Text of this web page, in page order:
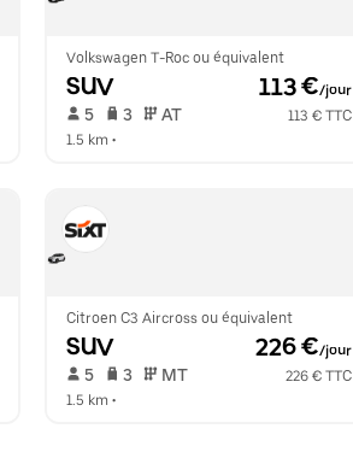
Volkswagen T-Roc ou équivalent
SUV 113 €/jour
5 3 AT
113 € TTC
1.5 km •
Citroen C3 Aircross ou équivalent
SUV 226 €/jour
5 3 MT
226 € TTC
1.5 km •